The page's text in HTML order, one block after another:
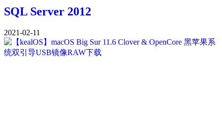
SQL Server 2012
2021-02-11